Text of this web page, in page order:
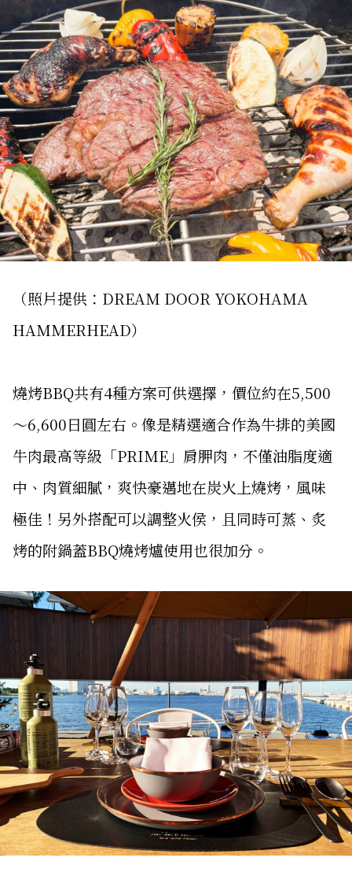
（照片提供：DREAM DOOR YOKOHAMA
HAMMERHEAD）
燒烤BBQ共有4種方案可供選擇，價位約在5,500
～6,600日圓左右。像是精選適合作為牛排的美國
牛肉最高等級「PRIME」肩胛肉，不僅油脂度適
中、肉質細膩，爽快豪邁地在炭火上燒烤，風味
極佳！另外搭配可以調整火侯，且同時可蒸、炙
烤的附鍋蓋BBQ燒烤爐使用也很加分。